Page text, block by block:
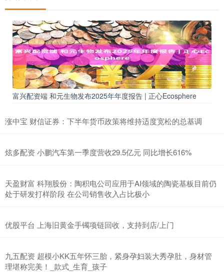
富兴配资端 和元生物发布2025年年度报告 | 正心Ecosphere
涨中宝 财信证券：下半年货币政策将维持适度宽松的总基调
炫多配资 小鹏汽车第一季度营收29.5亿元 同比增长616%
天盈财富 科翔股份：陶积电公司应用于AI领域的陶瓷基板目前仍
处于研发打样阶段 在公司销售收入占比极小
优股平台 上海旧黄金手镯项链回收，支持到店/上门
九五配资 超模小KK五年怀三胎，紧身孕妇装大秀孕肚，身材管
理堪称完美！_款式_生育_孩子